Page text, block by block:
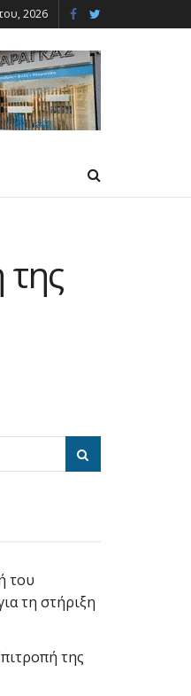
2026
του
τη στήριξη
της